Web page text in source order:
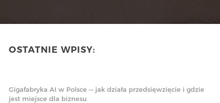
OSTATNIE WPISY:
Gigafabryka AI w Polsce — jak działa przedsięwzięcie i gdzie
jest miejsce dla biznesu